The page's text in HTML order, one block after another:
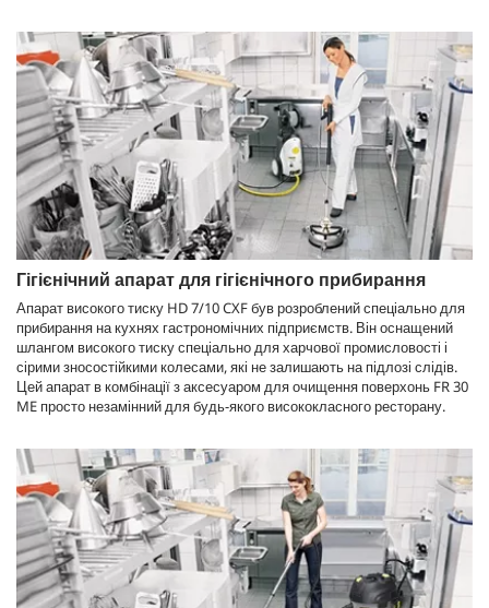
Гігієнічний апарат для гігієнічного прибирання
Апарат високого тиску HD 7/10 CXF був розроблений спеціально для
прибирання на кухнях гастрономічних підприємств. Він оснащений
шлангом високого тиску спеціально для харчової промисловості і
сірими зносостійкими колесами, які не залишають на підлозі слідів.
Цей апарат в комбінації з аксесуаром для очищення поверхонь FR 30
ME просто незамінний для будь-якого висококласного ресторану.